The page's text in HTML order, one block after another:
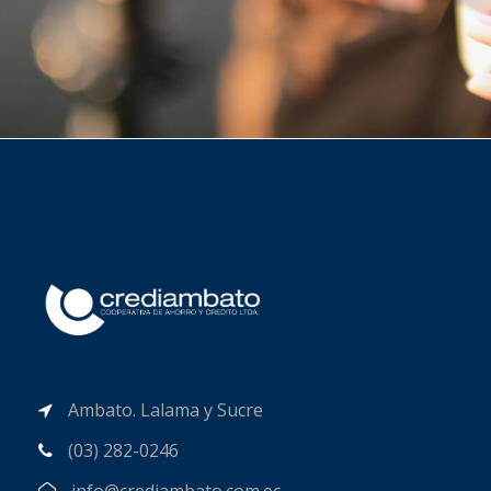
JUNIO 6, 2016 DTBJ
JUNIO 6, 2016 DTBJ
Ambato. Lalama y Sucre
(03) 282-0246